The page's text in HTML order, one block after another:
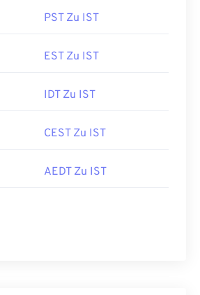
PST Zu IST
EST Zu IST
IDT Zu IST
CEST Zu IST
AEDT Zu IST